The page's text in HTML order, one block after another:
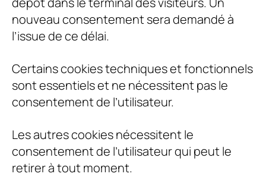
nouveau consentement sera demandé à
l’issue de ce délai.
Certains cookies techniques et fonctionnels
sont essentiels et ne nécessitent pas le
consentement de l’utilisateur.
Les autres cookies nécessitent le
consentement de l’utilisateur qui peut le
retirer à tout moment.